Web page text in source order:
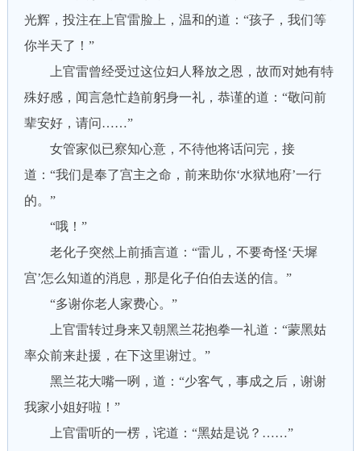
光辉，投注在上官雷脸上，温和的道：“孩子，我们等
你半天了！”
上官雷曾经受过这位妇人释放之恩，故而对她有特
殊好感，闻言急忙趋前躬身一礼，恭谨的道：“敬问前
辈安好，请问……”
女管家似已察知心意，不待他将话问完，接
道：“我们是奉了宫主之命，前来助你‘水狱地府’一行
的。”
“哦！”
老化子突然上前插言道：“雷儿，不要奇怪‘天墀
宫’怎么知道的消息，那是化子伯伯去送的信。”
“多谢你老人家费心。”
上官雷转过身来又朝黑兰花抱拳一礼道：“蒙黑姑
率众前来赴援，在下这里谢过。”
黑兰花大嘴一咧，道：“少客气，事成之后，谢谢
我家小姐好啦！”
上官雷听的一楞，诧道：“黑姑是说？……”